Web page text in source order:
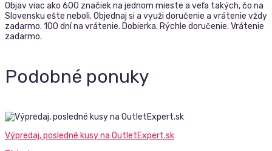
Objav viac ako 600 značiek na jednom mieste a veľa takých, čo na
Slovensku ešte neboli. Objednaj si a využi doručenie a vrátenie vždy
zadarmo. 100 dní na vrátenie. Dobierka. Rýchle doručenie. Vrátenie
zadarmo.
Podobné ponuky
Výpredaj, posledné kusy na OutletExpert.sk